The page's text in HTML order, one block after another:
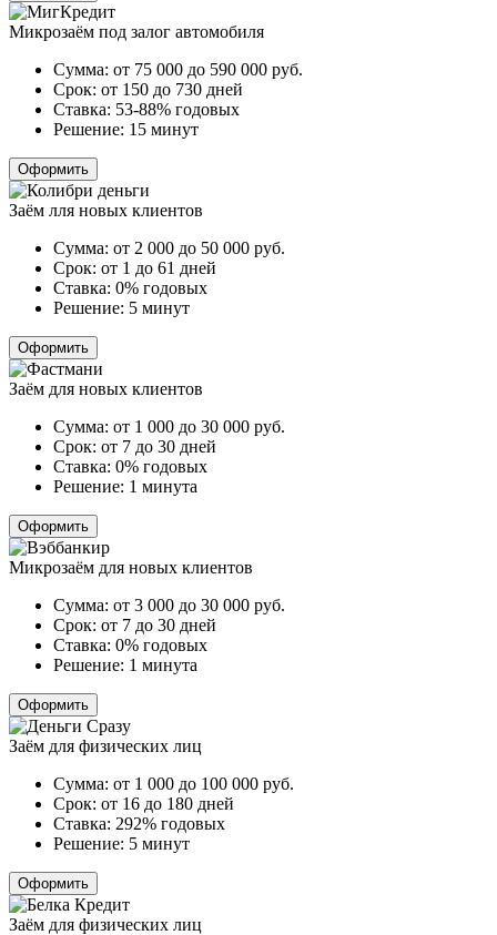
Микрозаём под залог автомобиля
Сумма: от 75 000 до 590 000 руб.
Срок: от 150 до 730 дней
Ставка: 53-88% годовых
Решение: 15 минут
Оформить
Заём лля новых клиентов
Сумма: от 2 000 до 50 000 руб.
Срок: от 1 до 61 дней
Ставка: 0% годовых
Решение: 5 минут
Оформить
Заём для новых клиентов
Сумма: от 1 000 до 30 000 руб.
Срок: от 7 до 30 дней
Ставка: 0% годовых
Решение: 1 минута
Оформить
Микрозаём для новых клиентов
Сумма: от 3 000 до 30 000 руб.
Срок: от 7 до 30 дней
Ставка: 0% годовых
Решение: 1 минута
Оформить
Заём для физических лиц
Сумма: от 1 000 до 100 000 руб.
Срок: от 16 до 180 дней
Ставка: 292% годовых
Решение: 5 минут
Оформить
Заём для физических лиц